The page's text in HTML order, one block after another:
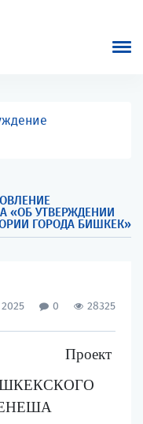
«ОБ УТВЕРЖДЕНИИ
ГОРОДА БИШКЕК»
0 28325
Проект